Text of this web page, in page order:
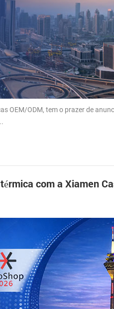
OEM/ODM, tem o prazer de
com a Xiamen